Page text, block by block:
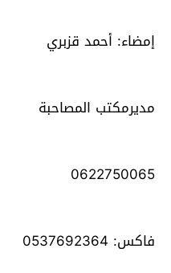
إمضاء: أحمد قزبري
مديرمكتب المصاحبة
0622750065
فاكس: 0537692364